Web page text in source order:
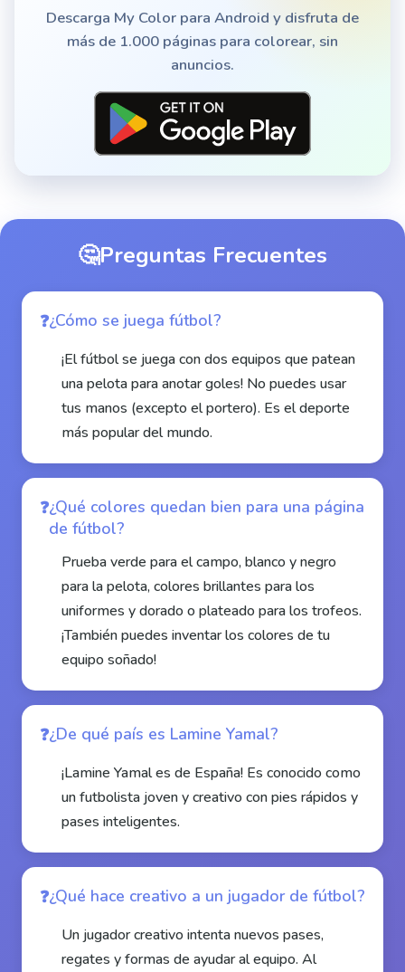
Descarga My Color para Android y disfruta de
más de 1.000 páginas para colorear, sin
anuncios.
🤔Preguntas Frecuentes
¿Cómo se juega fútbol?
¡El fútbol se juega con dos equipos que patean
una pelota para anotar goles! No puedes usar
tus manos (excepto el portero). Es el deporte
más popular del mundo.
¿Qué colores quedan bien para una página
de fútbol?
Prueba verde para el campo, blanco y negro
para la pelota, colores brillantes para los
uniformes y dorado o plateado para los trofeos.
¡También puedes inventar los colores de tu
equipo soñado!
¿De qué país es Lamine Yamal?
¡Lamine Yamal es de España! Es conocido como
un futbolista joven y creativo con pies rápidos y
pases inteligentes.
¿Qué hace creativo a un jugador de fútbol?
Un jugador creativo intenta nuevos pases,
regates y formas de ayudar al equipo. Al